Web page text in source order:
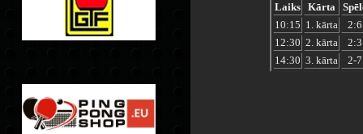
Laiks Kārta
10:15 1. kārta
2:6
12:30 2. kārta
2:3
14:30 3. kārta 2-7